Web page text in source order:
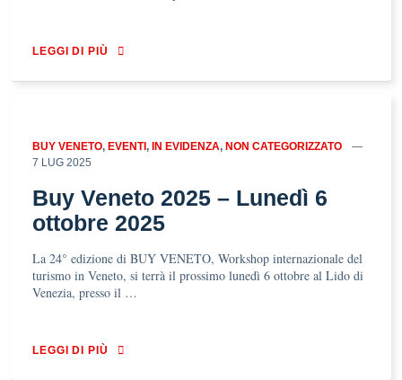
LEGGI DI PIÙ
BUY VENETO, EVENTI, IN EVIDENZA, NON CATEGORIZZATO
7 LUG 2025
Buy Veneto 2025 – Lunedì 6
ottobre 2025
La 24° edizione di BUY VENETO, Workshop internazionale del
turismo in Veneto, si terrà il prossimo lunedì 6 ottobre al Lido di
Venezia, presso il …
LEGGI DI PIÙ